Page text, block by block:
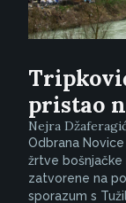
pristao
Nejra
Odbrana
žrtve bošnjačke
zatvorene na
sporazum s